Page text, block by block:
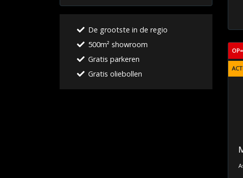
De grootste in de regio
500m² showroom
Gratis parkeren
Gratis oliebollen